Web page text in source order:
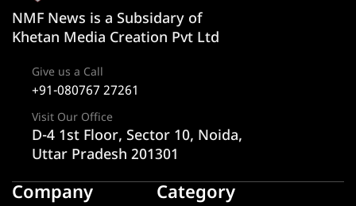
NMF News is a Subsidary of
Khetan Media Creation Pvt Ltd
Give us a Call
+91-080767 27261
Visit Our Office
D-4 1st Floor, Sector 10, Noida,
Uttar Pradesh 201301
Company Category